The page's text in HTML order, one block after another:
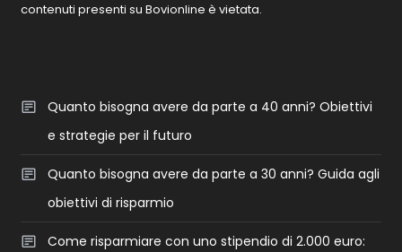
contenuti presenti su Bovionline è vietata.
Quanto bisogna avere da parte a 40 anni? Obiettivi
e strategie per il futuro
Quanto bisogna avere da parte a 30 anni? Guida agli
obiettivi di risparmio
Come risparmiare con uno stipendio di 2.000 euro: